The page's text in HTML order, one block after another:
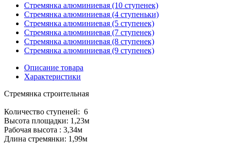
Стремянка алюминиевая (10 ступенек)
Стремянка алюминиевая (4 ступеньки)
Стремянка алюминиевая (5 ступенек)
Стремянка алюминиевая (7 ступенек)
Стремянка алюминиевая (8 ступенек)
Стремянка алюминиевая (9 ступенек)
Описание товара
Характеристики
Стремянка строительная
Количество ступеней: 6
Высота площадки: 1,23м
Рабочая высота : 3,34м
Длина стремянки: 1,99м